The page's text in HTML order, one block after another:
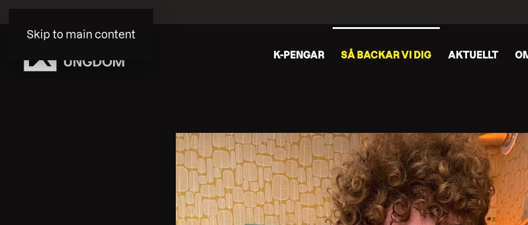
Skip to main content
K-PENGAR SÅ BACKAR VI DIG AKTUELLT